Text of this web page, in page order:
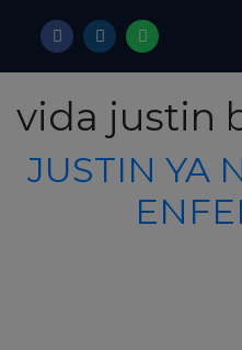
vida justin
JUSTIN YA